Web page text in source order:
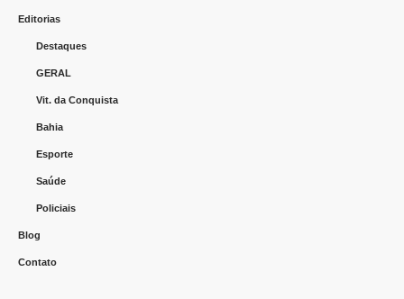
Editorias
Destaques
GERAL
Vit. da Conquista
Bahia
Esporte
Saúde
Policiais
Blog
Contato